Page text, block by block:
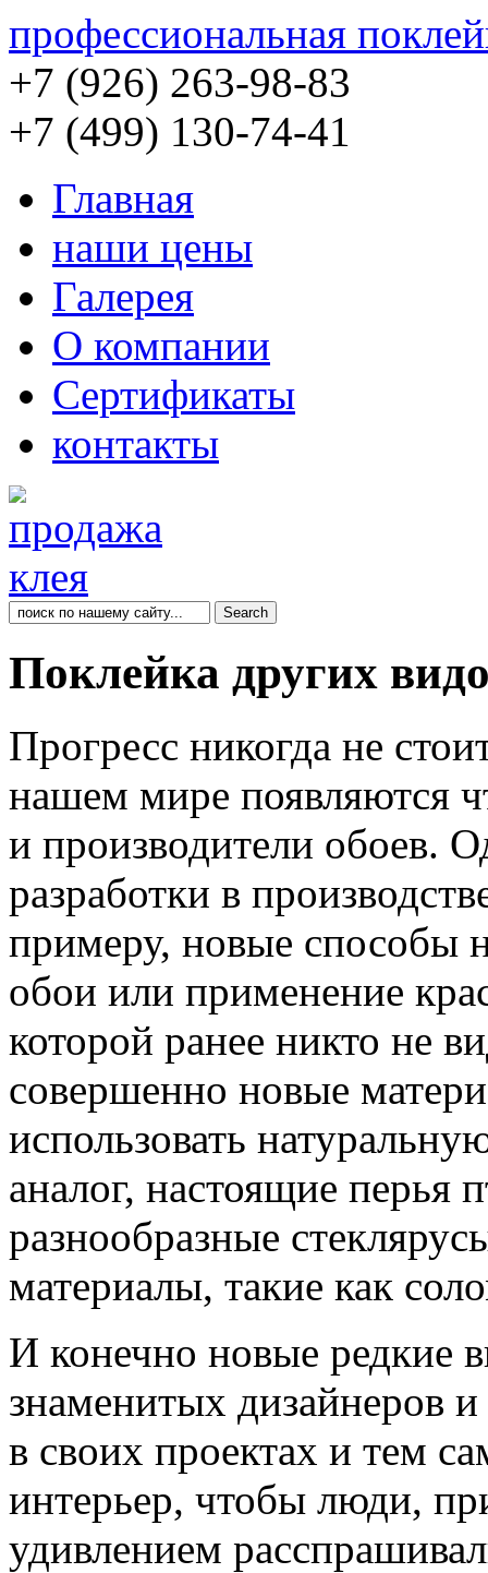
профессиональная
+7 (926) 263-98-83
+7 (499) 130-74-41
Главная
наши цены
Галерея
О компании
Сертификаты
контакты
Поклейка других
Прогресс никогда не
нашем мире появляются
и производители обоев.
разработки в
примеру, новые способы
обои или применение
которой ранее никто не
совершенно новые
использовать
аналог, настоящие перья
разнообразные
материалы, такие как
И конечно новые редкие
знаменитых дизайнеров
в своих проектах и тем
интерьер, чтобы люди,
удивлением